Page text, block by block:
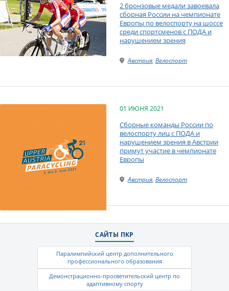
2 бронзовые медали завоевала
сборная России на чемпионате
Европы по велоспорту на шоссе
среди спортсменов с ПОДА и
нарушением зрения
Австрия, Велоспорт
01 ИЮНЯ 2021
Сборные команды России по
велоспорту лиц с ПОДА и
нарушением зрения в Австрии
примут участие в чемпионате
Европы
Австрия, Велоспорт
САЙТЫ ПКР
Паралимпийский центр дополнительного
профессионального образования
Демонстрационно-просветительский центр по
адаптивному спорту